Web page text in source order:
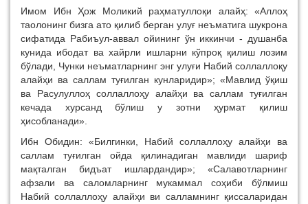
Имом Ибн Ҳож Моликий раҳматуллоқи алайҳ: «Аллоҳ
таолонинг бизга ато қилиб берган улуғ неъматига шукрона
сифатида Рабиъул-аввал ойининг ўн иккинчи - душанба
кунида ибодат ва хайрли ишларни кўпроқ қилиш лозим
бўлади, Чунки неъматларнинг энг улуғи Набий соллаллоқу
алайҳи ва саллам туғилган кунларидир»; «Мавлид ўқиш
ва Расулуллоҳ соллаллоҳу алайҳи ва саллам туғилган
кечада хурсанд бўлиш у зотни ҳурмат қилиш
ҳисобланади».
Ибн Обидин: «Билгинки, Набий соллаллоҳу алайҳи ва
саллам туғилган ойда қилинадиган мавлиди шариф
мақталган бидъат ишлардандир»; «Салавотларнинг
афзали ва саломларнинг мукаммал соҳиби бўлмиш
Набий соллаллоҳу алайҳи ви салламнинг қиссаларидан